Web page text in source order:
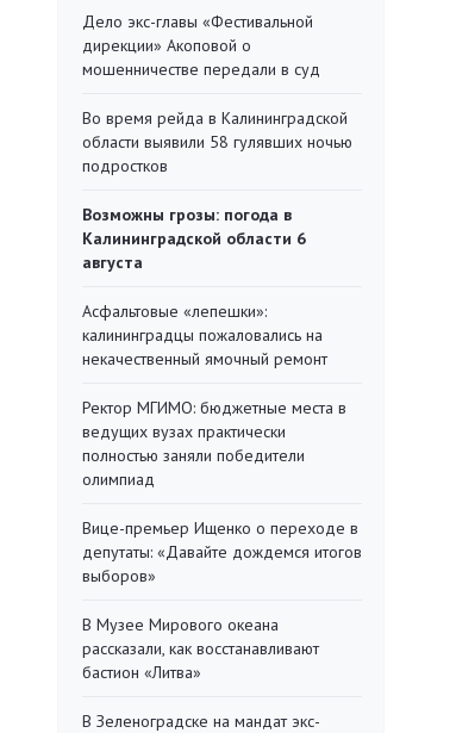
Дело экс-главы «Фестивальной
дирекции» Акоповой о
мошенничестве передали в суд
Во время рейда в Калининградской
области выявили 58 гулявших ночью
подростков
Возможны грозы: погода в
Калининградской области 6
августа
Асфальтовые «лепешки»:
калининградцы пожаловались на
некачественный ямочный ремонт
Ректор МГИМО: бюджетные места в
ведущих вузах практически
полностью заняли победители
олимпиад
Вице-премьер Ищенко о переходе в
депутаты: «Давайте дождемся итогов
выборов»
В Музее Мирового океана
рассказали, как восстанавливают
бастион «Литва»
В Зеленоградске на мандат экс-